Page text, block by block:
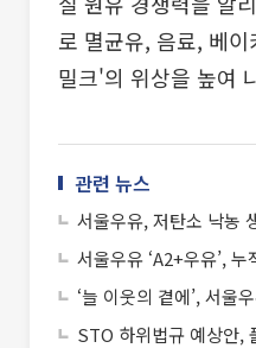
로 멸균유, 음료, 베
밀크'의 위상을 높여
관련 뉴스
서울우유, 저탄소 낙농
서울우유 ‘A2+우유’,
‘늘 이웃의 곁에’, 서울
STO 하위법규 예상안,